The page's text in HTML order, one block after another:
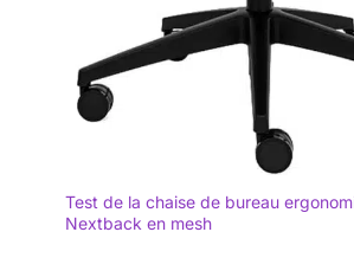
Test de la chaise de bureau
Nextback en mesh